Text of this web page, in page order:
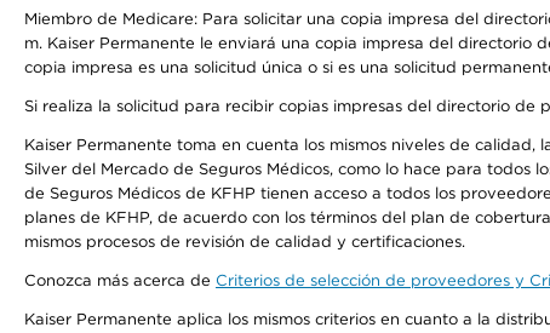
Miembro de Medicare: Para solicitar una copia impresa del
m. Kaiser Permanente le enviará una copia impresa del directorio
copia impresa es una solicitud única o si es una solicitud
Si realiza la solicitud para recibir copias impresas del directorio
Kaiser Permanente toma en cuenta los mismos niveles de
Silver del Mercado de Seguros Médicos, como lo hace para todos
de Seguros Médicos de KFHP tienen acceso a todos los
planes de KFHP, de acuerdo con los términos del plan de
mismos procesos de revisión de calidad y certificaciones.
Conozca más acerca de Criterios de selección de proveedores y
Kaiser Permanente aplica los mismos criterios en cuanto a la